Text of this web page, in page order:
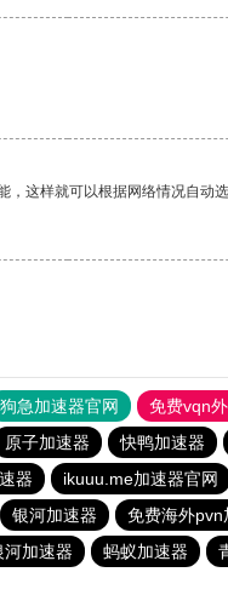
这样就可以根据网络情况自动
狗急加速器官网 免费vqn
原子加速器 快鸭加速器
器 ikuuu.me加速器官网
银河加速器 免费海外pvn
河加速器 蚂蚁加速器